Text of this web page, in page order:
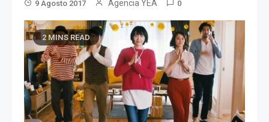
9 Agosto 2017 Agencia YEA 0
2 MINS READ